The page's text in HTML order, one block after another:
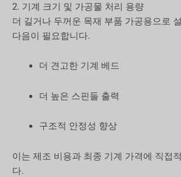
2. 기계 크기 및 가공물 처리 용량
더 길거나 두꺼운 목재 부품 가공용으로
다음이 필요합니다.
더 견고한 기계 베드
더 높은 스핀들 출력
구조적 안정성 향상
이는 제조 비용과 최종 기계 가격에 직접
다.